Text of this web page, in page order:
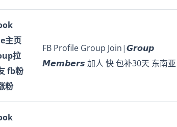
主页
拉
fb粉
粉
FB Profile Group Join|𝙂𝙧𝙤𝙪𝙥
𝙈𝙚𝙢𝙗𝙚𝙧𝙨 加人 快 包补30天 东南亚